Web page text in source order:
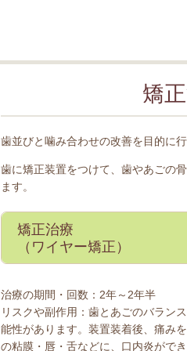
矯
歯並びと噛み合わせの改善を目的に行
歯に矯正装置をつけて、歯やあごの
ます。
矯正治療
（ワイヤー矯正）
治療の期間・回数： 2年～2年半
リスクや副作用：歯とあごのバラン
能性があります。装置装着後、痛み
の粘膜・唇・舌などに、口内炎がで